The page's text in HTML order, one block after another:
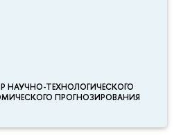
НАУЧНО-ТЕХНОЛОГИЧЕСКОГО
ПРОГНОЗИРОВАНИЯ